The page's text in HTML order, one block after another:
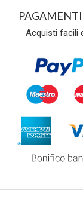
PAGAMENTI
Acquisti facili